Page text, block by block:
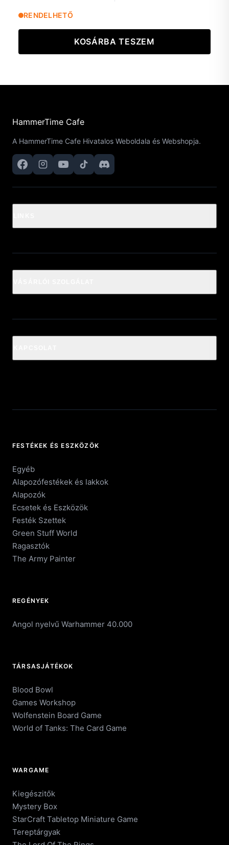
RENDELHETŐ
KOSÁRBA TESZEM
HammerTime Cafe
A HammerTime Cafe Hivatalos Weboldala és Webshopja.
FESTÉKEK ÉS ESZKÖZÖK
Egyéb
Alapozófestékek és lakkok
Alapozók
Ecsetek és Eszközök
Festék Szettek
Green Stuff World
Ragasztók
The Army Painter
REGÉNYEK
Angol nyelvű Warhammer 40.000
TÁRSASJÁTÉKOK
Blood Bowl
Games Workshop
Wolfenstein Board Game
World of Tanks: The Card Game
WARGAME
Kiegészitők
Mystery Box
StarCraft Tabletop Miniature Game
Tereptárgyak